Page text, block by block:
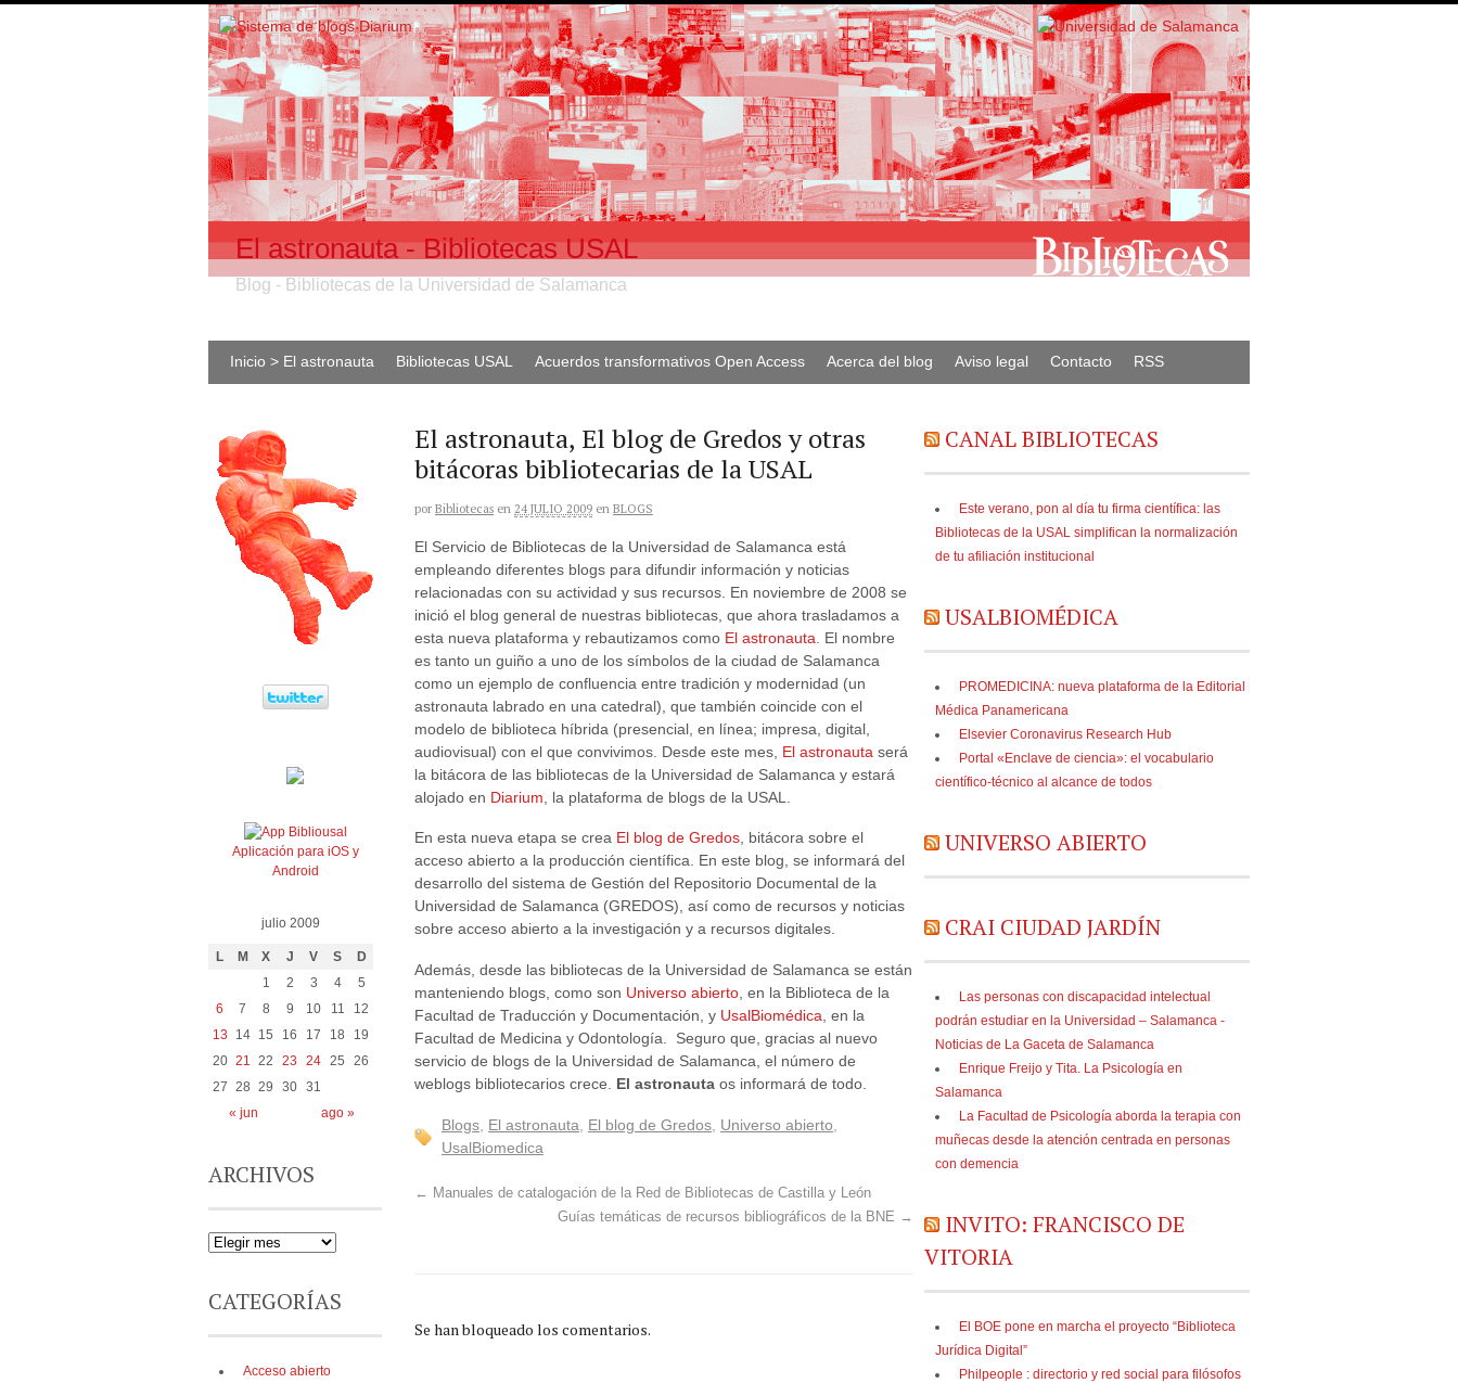
El astronauta - Bibliotecas USAL
Blog - Bibliotecas de la Universidad de Salamanca
Inicio > El astronauta Bibliotecas USAL Acuerdos transformativos Open Access Acerca del blog Aviso legal Contacto RSS
El astronauta, El blog de Gredos y otras
bitácoras bibliotecarias de la USAL
por Bibliotecas en 24 JULIO 2009 en BLOGS
El Servicio de Bibliotecas de la Universidad de Salamanca está
empleando diferentes blogs para difundir información y noticias
relacionadas con su actividad y sus recursos. En noviembre de 2008 se
inició el blog general de nuestras bibliotecas, que ahora trasladamos a
esta nueva plataforma y rebautizamos como El astronauta . El nombre
es tanto un guiño a uno de los símbolos de la ciudad de Salamanca
como un ejemplo de confluencia entre tradición y modernidad (un
astronauta labrado en una catedral), que también coincide con el
modelo de biblioteca híbrida (presencial, en línea; impresa, digital,
audiovisual) con el que convivimos. Desde este mes, El astronauta será
la bitácora de las bibliotecas de la Universidad de Salamanca y estará
alojado en Diarium , la plataforma de blogs de la USAL.
En esta nueva etapa se crea El blog de Gredos, bitácora sobre el
acceso abierto a la producción científica. En este blog, se informará del
desarrollo del sistema de Gestión del Repositorio Documental de la
Universidad de Salamanca (GREDOS), así como de recursos y noticias
sobre acceso abierto a la investigación y a recursos digitales.
Además, desde las bibliotecas de la Universidad de Salamanca se están
manteniendo blogs, como son Universo abierto , en la Biblioteca de la
Facultad de Traducción y Documentación, y UsalBiomédica , en la
Facultad de Medicina y Odontología. Seguro que, gracias al nuevo
servicio de blogs de la Universidad de Salamanca, el número de
weblogs bibliotecarios crece. El astronauta os informará de todo.
Blogs El astronauta El blog de Gredos Universo abierto
UsalBiomedica
← Manuales de catalogación de la Red de Bibliotecas de Castilla y León
Guías temáticas de recursos bibliográficos de la BNE →
Se han bloqueado los comentarios.
CANAL BIBLIOTECAS
Este verano, pon al día tu firma científica: las
Bibliotecas de la USAL simplifican la normalización
de tu afiliación institucional
USALBIOMÉDICA
PROMEDICINA: nueva plataforma de la Editorial
Médica Panamericana
Elsevier Coronavirus Research Hub
Portal «Enclave de ciencia»: el vocabulario
científico-técnico al alcance de todos
UNIVERSO ABIERTO
CRAI CIUDAD JARDÍN
Las personas con discapacidad intelectual
podrán estudiar en la Universidad – Salamanca -
Noticias de La Gaceta de Salamanca
Enrique Freijo y Tita. La Psicología en
Salamanca
La Facultad de Psicología aborda la terapia con
muñecas desde la atención centrada en personas
con demencia
INVITO: FRANCISCO DE
VITORIA
El BOE pone en marcha el proyecto “Biblioteca
Jurídica Digital”
Philpeople : directorio y red social para filósofos
Aplicación para iOS y
Android
julio 2009
L M X J V S D
« jun ago »
1 2 3 4
5
6
7 8 9 10 11
12
13
14 15 16 17 18
19
20 21 22 23 24 25
26
27 28 29 30 31
ARCHIVOS
CATEGORÍAS
Acceso abierto